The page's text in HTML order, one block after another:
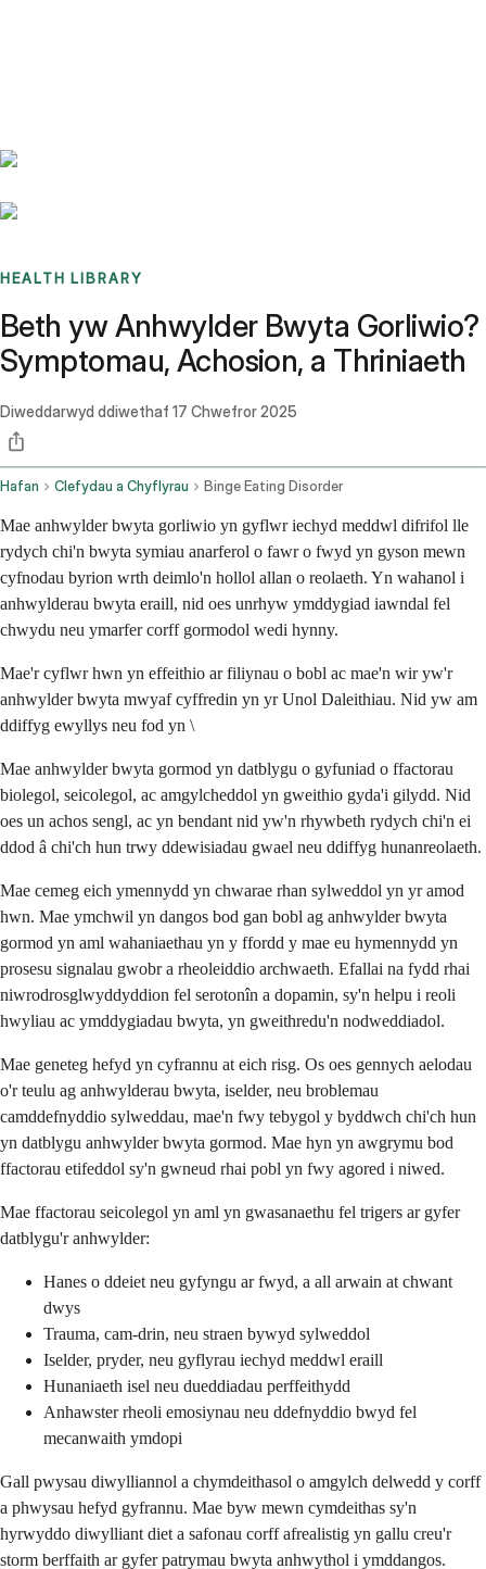
HEALTH LIBRARY
Beth yw Anhwylder Bwyta Gorliwio?
Symptomau, Achosion, a Thriniaeth
Diweddarwyd ddiwethaf 17 Chwefror 2025
Hafan Clefydau a Chyflyrau Binge Eating Disorder
Mae anhwylder bwyta gorliwio yn gyflwr iechyd meddwl difrifol lle
rydych chi'n bwyta symiau anarferol o fawr o fwyd yn gyson mewn
cyfnodau byrion wrth deimlo'n hollol allan o reolaeth. Yn wahanol i
anhwylderau bwyta eraill, nid oes unrhyw ymddygiad iawndal fel
chwydu neu ymarfer corff gormodol wedi hynny.
Mae'r cyflwr hwn yn effeithio ar filiynau o bobl ac mae'n wir yw'r
anhwylder bwyta mwyaf cyffredin yn yr Unol Daleithiau. Nid yw am
ddiffyg ewyllys neu fod yn \
Mae anhwylder bwyta gormod yn datblygu o gyfuniad o ffactorau
biolegol, seicolegol, ac amgylcheddol yn gweithio gyda'i gilydd. Nid
oes un achos sengl, ac yn bendant nid yw'n rhywbeth rydych chi'n ei
ddod â chi'ch hun trwy ddewisiadau gwael neu ddiffyg hunanreolaeth.
Mae cemeg eich ymennydd yn chwarae rhan sylweddol yn yr amod
hwn. Mae ymchwil yn dangos bod gan bobl ag anhwylder bwyta
gormod yn aml wahaniaethau yn y ffordd y mae eu hymennydd yn
prosesu signalau gwobr a rheoleiddio archwaeth. Efallai na fydd rhai
niwrodrosglwyddyddion fel serotonîn a dopamin, sy'n helpu i reoli
hwyliau ac ymddygiadau bwyta, yn gweithredu'n nodweddiadol.
Mae geneteg hefyd yn cyfrannu at eich risg. Os oes gennych aelodau
o'r teulu ag anhwylderau bwyta, iselder, neu broblemau
camddefnyddio sylweddau, mae'n fwy tebygol y byddwch chi'ch hun
yn datblygu anhwylder bwyta gormod. Mae hyn yn awgrymu bod
ffactorau etifeddol sy'n gwneud rhai pobl yn fwy agored i niwed.
Mae ffactorau seicolegol yn aml yn gwasanaethu fel trigers ar gyfer
datblygu'r anhwylder:
Hanes o ddeiet neu gyfyngu ar fwyd, a all arwain at chwant
dwys
Trauma, cam-drin, neu straen bywyd sylweddol
Iselder, pryder, neu gyflyrau iechyd meddwl eraill
Hunaniaeth isel neu dueddiadau perffeithydd
Anhawster rheoli emosiynau neu ddefnyddio bwyd fel
mecanwaith ymdopi
Gall pwysau diwylliannol a chymdeithasol o amgylch delwedd y corff
a phwysau hefyd gyfrannu. Mae byw mewn cymdeithas sy'n
hyrwyddo diwylliant diet a safonau corff afrealistig yn gallu creu'r
storm berffaith ar gyfer patrymau bwyta anhwythol i ymddangos.